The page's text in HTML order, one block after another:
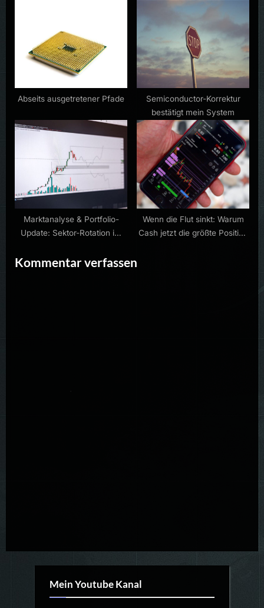
Aktie ich als nächstes kaufe
Abseits ausgetretener Pfade
Semiconductor-Korrektur
bestätigt mein System
Marktanalyse & Portfolio-
Update: Sektor-Rotation im
Wenn die Flut sinkt: Warum
Cash jetzt die größte Position
Kommentar verfassen
Mein Youtube Kanal